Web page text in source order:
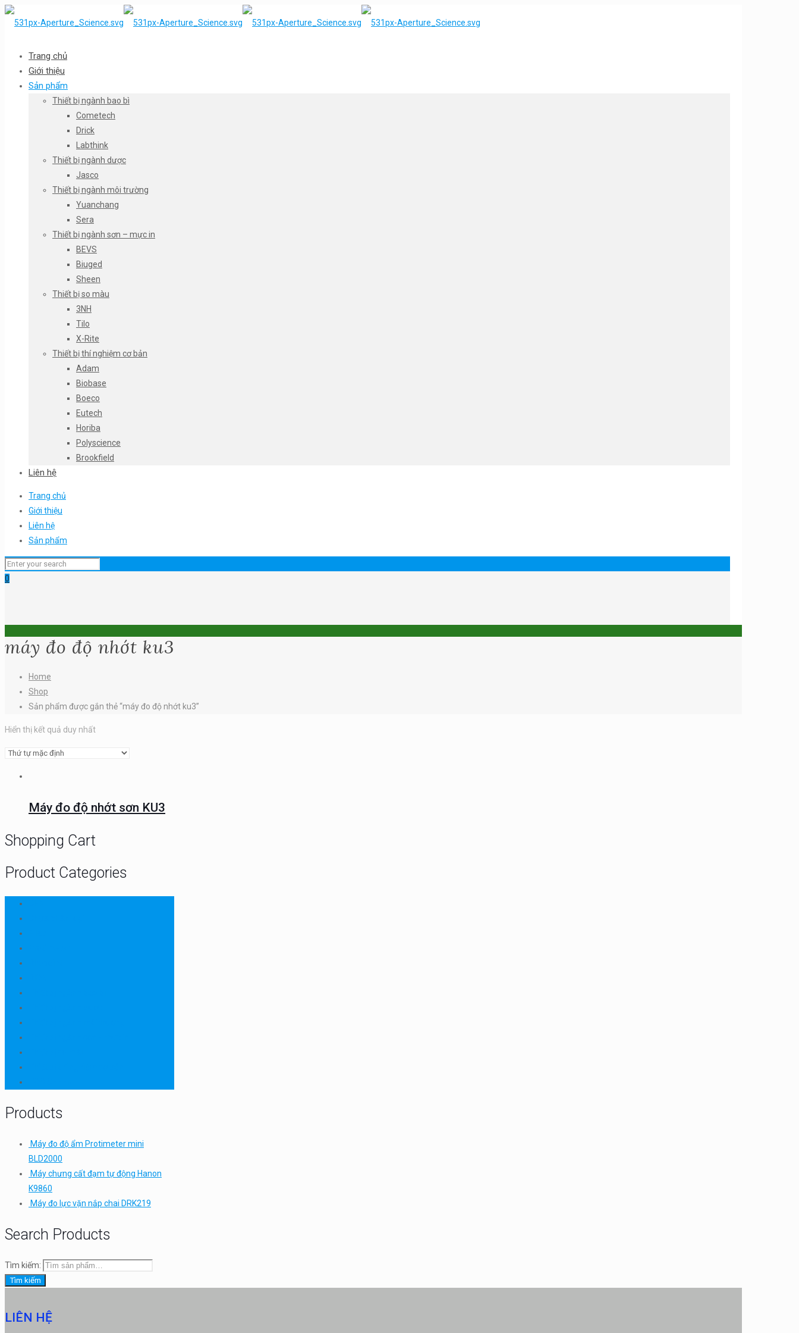
Trang chủ
Giới thiệu
Sản phẩm
Thiết bị ngành bao bì
Cometech
Drick
Labthink
Thiết bị ngành dược
Jasco
Thiết bị ngành môi trường
Yuanchang
Sera
Thiết bị ngành sơn – mực in
BEVS
Biuged
Sheen
Thiết bị so màu
3NH
Tilo
X-Rite
Thiết bị thí nghiệm cơ bản
Adam
Biobase
Boeco
Eutech
Horiba
Polyscience
Brookfield
Liên hệ
Trang chủ
Giới thiệu
Liên hệ
Sản phẩm
0
máy đo độ nhớt ku3
Home
Shop
Sản phẩm được gắn thẻ “máy đo độ nhớt ku3”
Hiển thị kết quả duy nhất
Máy đo độ nhớt sơn KU3
Shopping Cart
Product Categories
Products
Máy đo độ ẩm Protimeter mini
BLD2000
Máy chưng cất đạm tự động Hanon
K9860
Máy đo lực vặn nắp chai DRK219
Search Products
Tìm kiếm:
Tìm kiếm
LIÊN HỆ